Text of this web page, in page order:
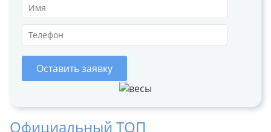
Оставить заявку
Официальный ТОП